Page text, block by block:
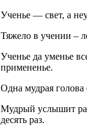
Ученье — свет, а
Тяжело в учении –
Ученье да уменье
примененье.
Одна мудрая голова
Мудрый услышит
десять раз.